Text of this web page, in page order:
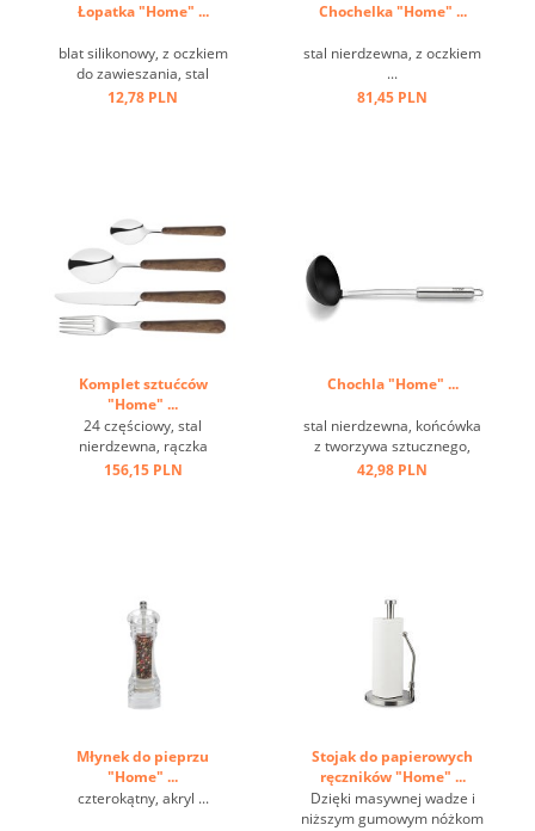
Łopatka "Home" ...
blat silikonowy, z oczkiem
do zawieszania, stal
nierdzewna ...
12,78 PLN
Chochelka "Home" ...
stal nierdzewna, z oczkiem
...
81,45 PLN
Komplet sztućców
"Home" ...
24 częściowy, stal
nierdzewna, rączka
brązowa, imitacja drewna,
156,15 PLN
Chochla "Home" ...
stal nierdzewna, końcówka
z tworzywa sztucznego,
czarna, stal nierdzewna,
42,98 PLN
Młynek do pieprzu
"Home" ...
czterokątny, akryl ...
Stojak do papierowych
ręczników "Home" ...
Dzięki masywnej wadze i
niższym gumowym nóżkom